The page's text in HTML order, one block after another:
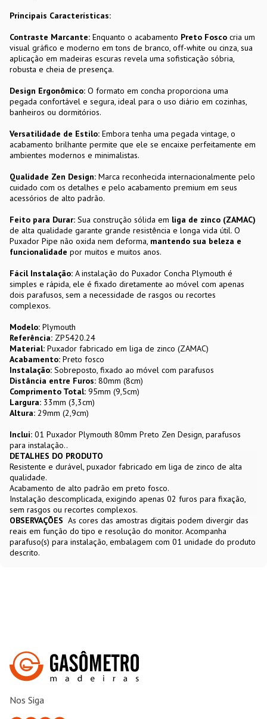
Principais Características:
Contraste Marcante: Enquanto o acabamento Preto Fosco cria um
visual gráfico e moderno em tons de branco, off-white ou cinza, sua
aplicação em madeiras escuras revela uma sofisticação sóbria,
robusta e cheia de presença.
Design Ergonômico: O formato em concha proporciona uma
pegada confortável e segura, ideal para o uso diário em cozinhas,
banheiros ou dormitórios.
Versatilidade de Estilo: Embora tenha uma pegada vintage, o
acabamento brilhante permite que ele se encaixe perfeitamente em
ambientes modernos e minimalistas.
Qualidade Zen Design: Marca reconhecida internacionalmente pelo
cuidado com os detalhes e pelo acabamento premium em seus
acessórios de alto padrão.
Feito para Durar: Sua construção sólida em liga de zinco (ZAMAC)
de alta qualidade garante grande resistência e longa vida útil. O
Puxador Pipe não oxida nem deforma, mantendo sua beleza e
funcionalidade por muitos e muitos anos.
Fácil Instalação: A instalação do Puxador Concha Plymouth é
simples e rápida, ele é fixado diretamente ao móvel com apenas
dois parafusos, sem a necessidade de rasgos ou recortes
complexos.
Modelo: Plymouth
Referência: ZP5420.24
Material: Puxador fabricado em liga de zinco (ZAMAC)
Acabamento: Preto fosco
Instalação: Sobreposto, fixado ao móvel com parafusos
Distância entre Furos: 80mm (8cm)
Comprimento Total: 95mm (9,5cm)
Largura: 33mm (3,3cm)
Altura: 29mm (2,9cm)
Inclui: 01 Puxador Plymouth 80mm Preto Zen Design, parafusos
para instalação..
DETALHES DO PRODUTO
Resistente e durável, puxador fabricado em liga de zinco de alta
qualidade.
Acabamento de alto padrão em preto fosco.
Instalação descomplicada, exigindo apenas 02 furos para fixação,
sem rasgos ou recortes complexos.
OBSERVAÇÕES As cores das amostras digitais podem divergir das
reais em função do tipo e resolução do monitor. Acompanha
parafuso(s) para instalação, embalagem com 01 unidade do produto
descrito.
Nos Siga